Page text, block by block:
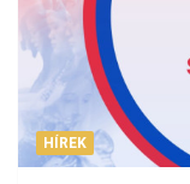
HÍREK